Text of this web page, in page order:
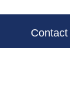
Contact